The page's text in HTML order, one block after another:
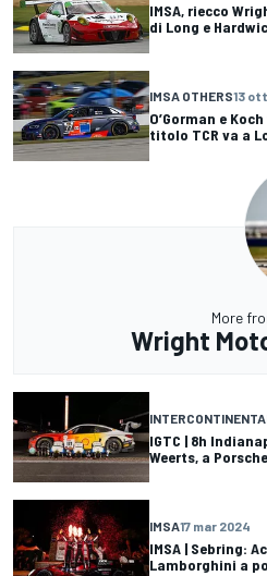
IMSA, riecco
di Long e
IMSA OTHERS13
O’Gorman e
titolo TCR va a
More
Wright
IGTC | 8h
Weerts, a
IMSA17 mar 2024
IMSA | Sebring:
Lamborghini a